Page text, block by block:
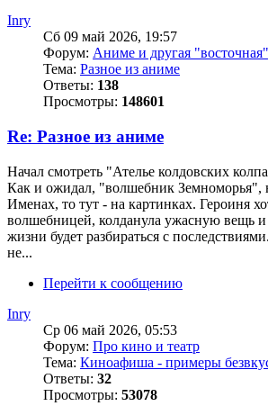
Inry
Сб 09 май 2026, 19:57
Форум: Аниме и другая
Тема: Разное из аниме
Ответы: 138
Просмотры: 148601
Re: Разное из аниме
Начал смотреть "Ателье колдовских
Как и ожидал, "волшебник Земноморья",
Именах, то тут - на картинках. Героиня
волшебницей, колданула ужасную вещь и
жизни будет разбираться с
не...
Перейти к сообщению
Inry
Ср 06 май 2026, 05:53
Форум: Про кино и театр
Тема: Киноафиша - примеры
Ответы: 32
Просмотры: 53078